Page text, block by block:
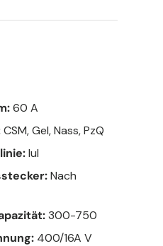
60 A
CSM, Gel, Nass, PzQ
IuI
Nach
300-750
400/16A V